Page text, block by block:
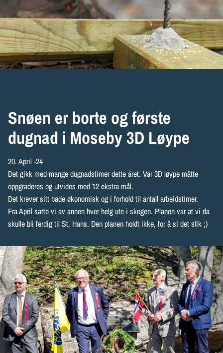
Snøen er borte og første
dugnad i Moseby 3D Løype
20. April -24
Det gikk med mange dugnadstimer dette året. Vår 3D løype måtte
oppgraderes og utvides med 12 ekstra mål.
Det krever sitt både økonomisk og i forhold til antall arbeidstimer.
Fra April satte vi av annen hver helg ute i skogen. Planen var at vi da
skulle bli ferdig til St. Hans. Den planen holdt ikke, for å si det slik ;)